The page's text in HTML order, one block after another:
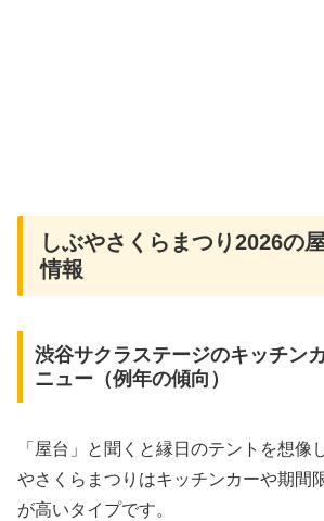
しぶやさくらまつり2026の
情報
渋谷サクラステージのキッチン
ニュー（例年の傾向）
「屋台」と聞くと縁日のテントを想像
やさくらまつりはキッチンカーや期間
が高いタイプです。